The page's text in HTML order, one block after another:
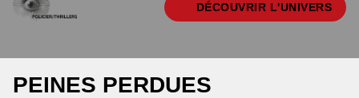
DÉCOUVRIR L'UNIVERS
PEINES PERDUES